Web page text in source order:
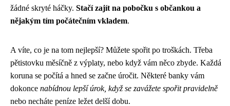
žádné skryté háčky. Stačí zajít na pobočku s občankou a
nějakým tím počátečním vkladem.
A víte, co je na tom nejlepší? Můžete spořit po troškách. Třeba
pětistovku měsíčně z výplaty, nebo když vám něco zbyde. Každá
koruna se počítá a hned se začne úročit. Některé banky vám
dokonce nabídnou lepší úrok, když se zavážete spořit pravidelně
nebo necháte peníze ležet delší dobu.